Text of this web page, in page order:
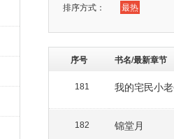
排序方式：
最热
序号 书名/最新章节
181 我的宅民小
182 锦堂月